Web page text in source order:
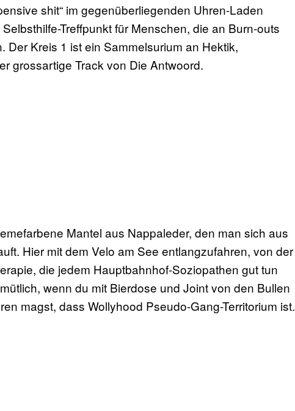
shit“ im gegenüberliegenden Uhren-Laden
Treffpunkt für Menschen, die an Burn-outs
Der Kreis 1 ist ein Sammelsurium an Hektik,
grossartige Track von Die Antwoord.
Mantel aus Nappaleder, den man sich aus
Hier mit dem Velo am See entlangzufahren, von der
die jedem Hauptbahnhof-Soziopathen gut tun
wenn du mit Bierdose und Joint von den Bullen
magst, dass Wollyhood Pseudo-Gang-Territorium ist.